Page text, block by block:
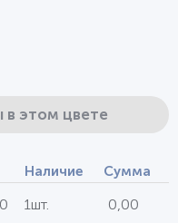
в этом цвете
Наличие Сумма
1шт. 0,00